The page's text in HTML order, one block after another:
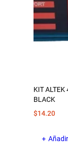
KIT
BLACK
$14.20